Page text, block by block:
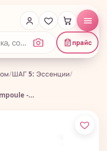
прайс
/ШАГ 5: Эссенции/
-...